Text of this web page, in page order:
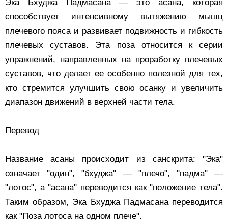
Эка Бхуджа Падмасана — это асана, которая
способствует интенсивному вытяжению мышц
плечевого пояса и развивает подвижность и гибкость
плечевых суставов. Эта поза относится к серии
упражнений, направленных на проработку плечевых
суставов, что делает ее особенно полезной для тех,
кто стремится улучшить свою осанку и увеличить
диапазон движений в верхней части тела.
Перевод
Название асаны происходит из санскрита: "Эка"
означает "один", "бхуджа" — "плечо", "падма" —
"лотос", а "асана" переводится как "положение тела".
Таким образом, Эка Бхуджа Падмасана переводится
как "Поза лотоса на одном плече".